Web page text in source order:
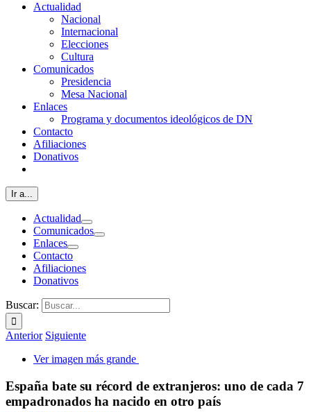
Actualidad
Nacional
Internacional
Elecciones
Cultura
Comunicados
Presidencia
Mesa Nacional
Enlaces
Programa y documentos ideológicos de DN
Contacto
Afiliaciones
Donativos
Ir a...
Actualidad
Comunicados
Enlaces
Contacto
Afiliaciones
Donativos
Buscar:
Anterior Siguiente
Ver imagen más grande
España bate su récord de extranjeros: uno de cada 7
empadronados ha nacido en otro país